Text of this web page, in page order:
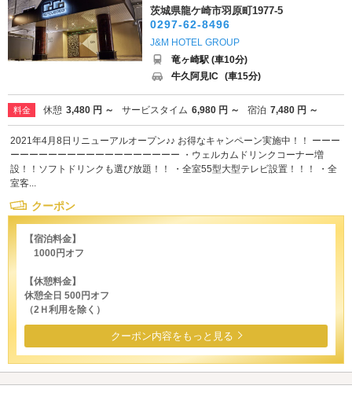
茨城県龍ケ崎市羽原町1977-5
0297-62-8496
J&M HOTEL GROUP
竜ヶ崎駅 (車10分)
牛久阿見IC (車15分)
料金 休憩 3,480 円 ～ サービスタイム 6,980 円 ～ 宿泊 7,480 円 ～
2021年4月8日リニューアルオープン♪♪ お得なキャンペーン実施中！！ ーーー
ーーーーーーーーーーーーーーーーーー ・ウェルカムドリンクコーナー増
設！！ソフトドリンクも選び放題！！ ・全室55型大型テレビ設置！！！ ・全
室客...
クーポン
【宿泊料金】
1000円オフ
【休憩料金】
休憩全日 500円オフ
（2Ｈ利用を除く）
クーポン内容をもっと見る